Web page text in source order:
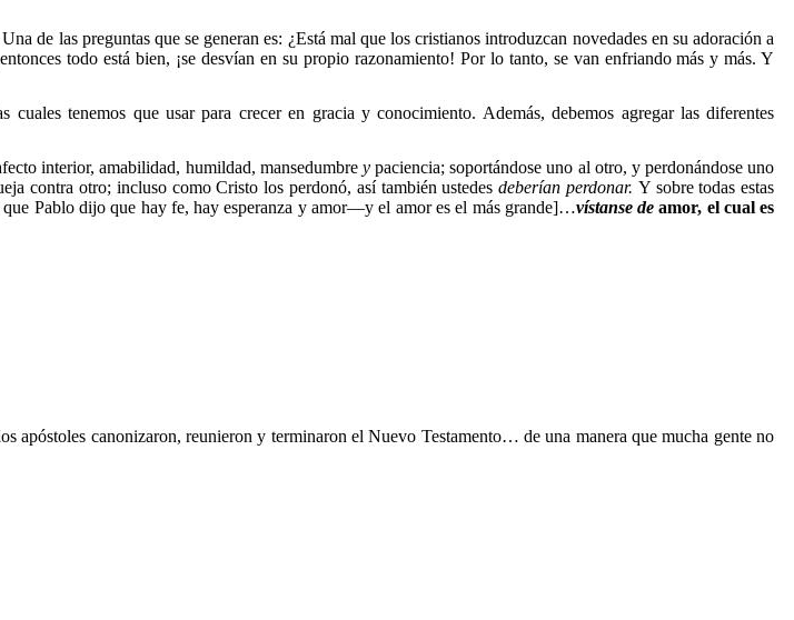
de las preguntas que se generan es: ¿Está mal que los cristianos introduzcan novedades en su adoración a
todo está bien, ¡se desvían en su propio razonamiento! Por lo tanto, se van enfriando más y más. Y
tenemos que usar para crecer en gracia y conocimiento. Además, debemos agregar las diferentes
interior, amabilidad, humildad, mansedumbre ypaciencia; soportándose uno al otro, y perdonándose uno
contra otro; incluso como Cristo los perdonó, así también ustedesdeberían perdonar. Y sobre todas estas
Pablo dijo que hay fe, hay esperanza y amor—y el amor es el más grande]…vístanse de amor, el cual es
apóstoles canonizaron, reunieron y terminaron el Nuevo Testamento… de una manera que mucha gente no